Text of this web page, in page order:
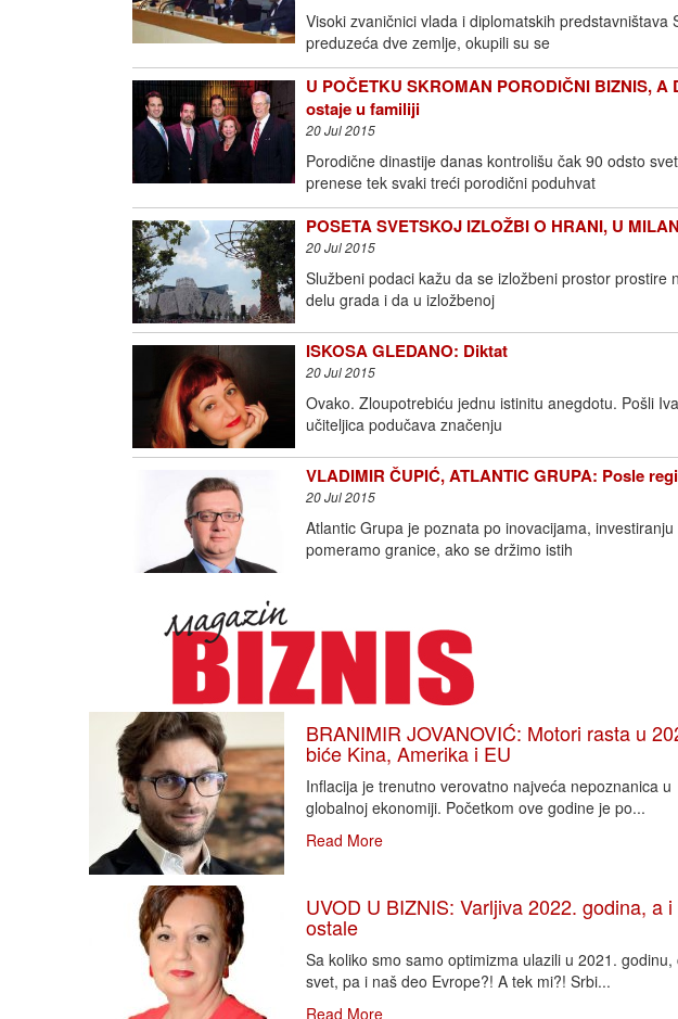
Visoki zvaničnici vlada i diplomatskih
preduzeća dve zemlje, okupili su se
U POČETKU SKROMAN PORODIČNI BIZNIS,
ostaje u familiji
20 Jul 2015
Porodične dinastije danas kontrolišu čak 90 odsto
prenese tek svaki treći porodični poduhvat
POSETA SVETSKOJ IZLOŽBI O HRANI, U
20 Jul 2015
Službeni podaci kažu da se izložbeni prostor
delu grada i da u izložbenoj
ISKOSA GLEDANO: Diktat
20 Jul 2015
Ovako. Zloupotrebiću jednu istinitu anegdotu. Pošli
učiteljica podučava značenju
VLADIMIR ČUPIĆ, ATLANTIC GRUPA: Posle
20 Jul 2015
Atlantic Grupa je poznata po inovacijama,
pomeramo granice, ako se držimo istih
BRANIMIR JOVANOVIĆ: Motori rasta u
biće Kina, Amerika i EU
Inflacija je trenutno verovatno najveća nepoznanica u
globalnoj ekonomiji. Početkom ove godine je po...
Read More
UVOD U BIZNIS: Varljiva 2022. godina, a i
ostale
Sa koliko smo samo optimizma ulazili u 2021. godinu,
svet, pa i naš deo Evrope?! A tek mi?! Srbi...
Read More